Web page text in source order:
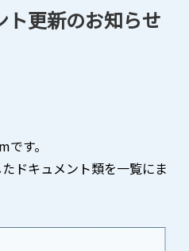
合わせ
ト更新のお知らせ
す。
ドキュメント類を一覧にま